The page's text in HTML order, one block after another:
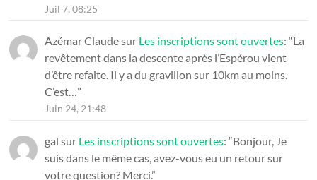
Juil 7, 08:25
Azémar Claudesur Les inscriptions sont ouvertes: “La
revêtement dans la descente après l’Espérou vient
d’être refaite. Il y a du gravillon sur 10km au moins.
C’est…”
Juin 24, 21:48
gal sur Les inscriptions sont ouvertes: “Bonjour, Je
suis dans le même cas, avez-vous eu un retour sur
votre question? Merci.”